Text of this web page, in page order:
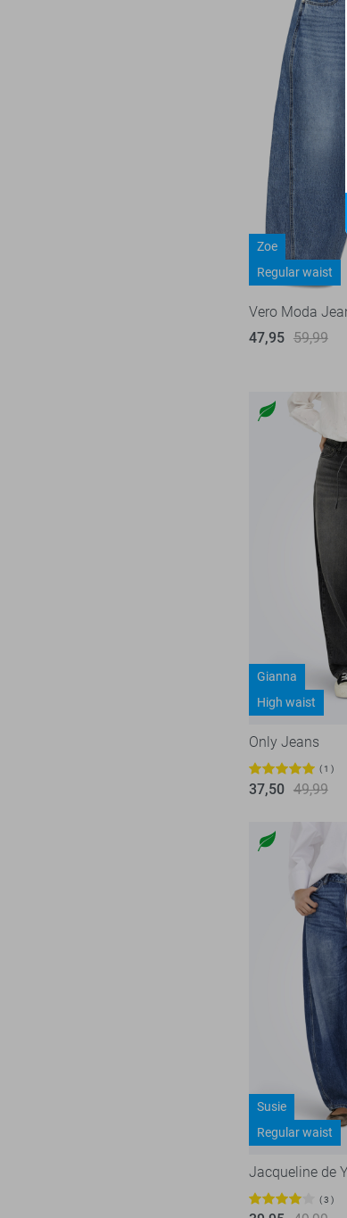
Zoe
Regular waist
Vero Moda
47,95 59,99
Gianna
High waist
Only Jeans
1
37,50 49,99
Susie
Regular waist
Jacqueline de
3